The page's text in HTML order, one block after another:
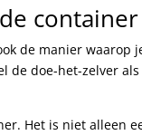
container
de manier waarop
de doe-het-zelver
Het is niet alleen